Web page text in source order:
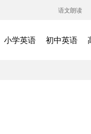
语文朗读
小学英语 初中英语